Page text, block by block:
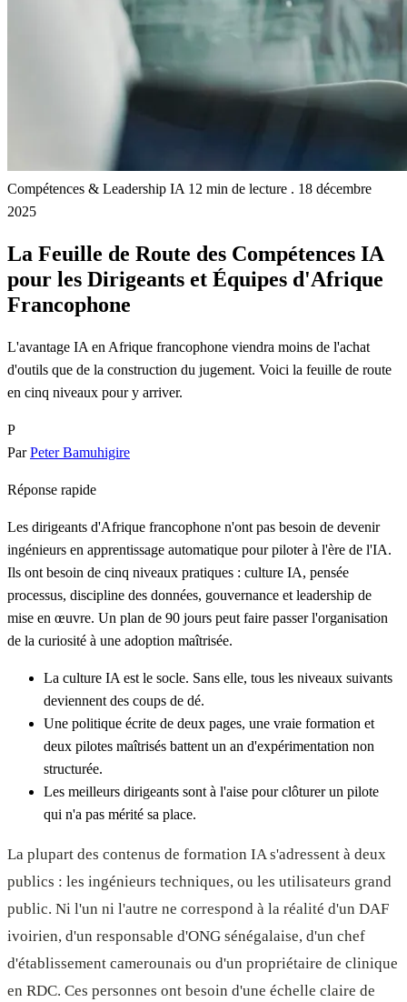
Compétences & Leadership IA 12 min de lecture . 18 décembre
2025
La Feuille de Route des Compétences IA
pour les Dirigeants et Équipes d'Afrique
Francophone
L'avantage IA en Afrique francophone viendra moins de l'achat
d'outils que de la construction du jugement. Voici la feuille de route
en cinq niveaux pour y arriver.
P
ParPeter Bamuhigire
Réponse rapide
Les dirigeants d'Afrique francophone n'ont pas besoin de devenir
ingénieurs en apprentissage automatique pour piloter à l'ère de l'IA.
Ils ont besoin de cinq niveaux pratiques : culture IA, pensée
processus, discipline des données, gouvernance et leadership de
mise en œuvre. Un plan de 90 jours peut faire passer l'organisation
de la curiosité à une adoption maîtrisée.
La culture IA est le socle. Sans elle, tous les niveaux suivants
deviennent des coups de dé.
Une politique écrite de deux pages, une vraie formation et
deux pilotes maîtrisés battent un an d'expérimentation non
structurée.
Les meilleurs dirigeants sont à l'aise pour clôturer un pilote
qui n'a pas mérité sa place.
La plupart des contenus de formation IA s'adressent à deux
publics : les ingénieurs techniques, ou les utilisateurs grand
public. Ni l'un ni l'autre ne correspond à la réalité d'un DAF
ivoirien, d'un responsable d'ONG sénégalaise, d'un chef
d'établissement camerounais ou d'un propriétaire de clinique
en RDC. Ces personnes ont besoin d'une échelle claire de